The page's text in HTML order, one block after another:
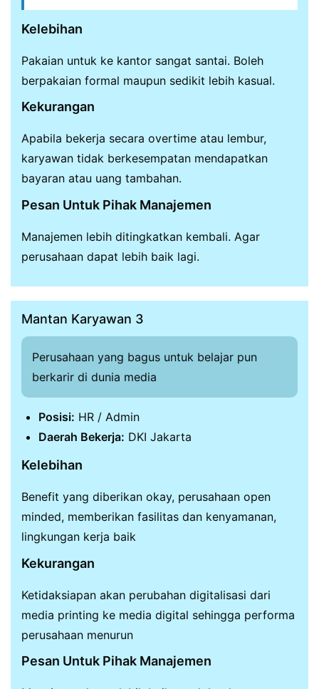
Kelebihan
Pakaian untuk ke kantor sangat santai. Boleh
berpakaian formal maupun sedikit lebih kasual.
Kekurangan
Apabila bekerja secara overtime atau lembur,
karyawan tidak berkesempatan mendapatkan
bayaran atau uang tambahan.
Pesan Untuk Pihak Manajemen
Manajemen lebih ditingkatkan kembali. Agar
perusahaan dapat lebih baik lagi.
Mantan Karyawan 3
Perusahaan yang bagus untuk belajar pun
berkarir di dunia media
Posisi: HR / Admin
Daerah Bekerja: DKI Jakarta
Kelebihan
Benefit yang diberikan okay, perusahaan open
minded, memberikan fasilitas dan kenyamanan,
lingkungan kerja baik
Kekurangan
Ketidaksiapan akan perubahan digitalisasi dari
media printing ke media digital sehingga performa
perusahaan menurun
Pesan Untuk Pihak Manajemen